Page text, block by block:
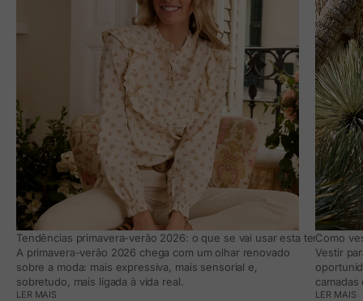
Tendências primavera-verão 2026: o que se vai usar esta temporada
A primavera-verão 2026 chega com um olhar renovado
sobre a moda: mais expressiva, mais sensorial e,
sobretudo, mais ligada à vida real.
LER MAIS
Como
Vestir
LER MAIS